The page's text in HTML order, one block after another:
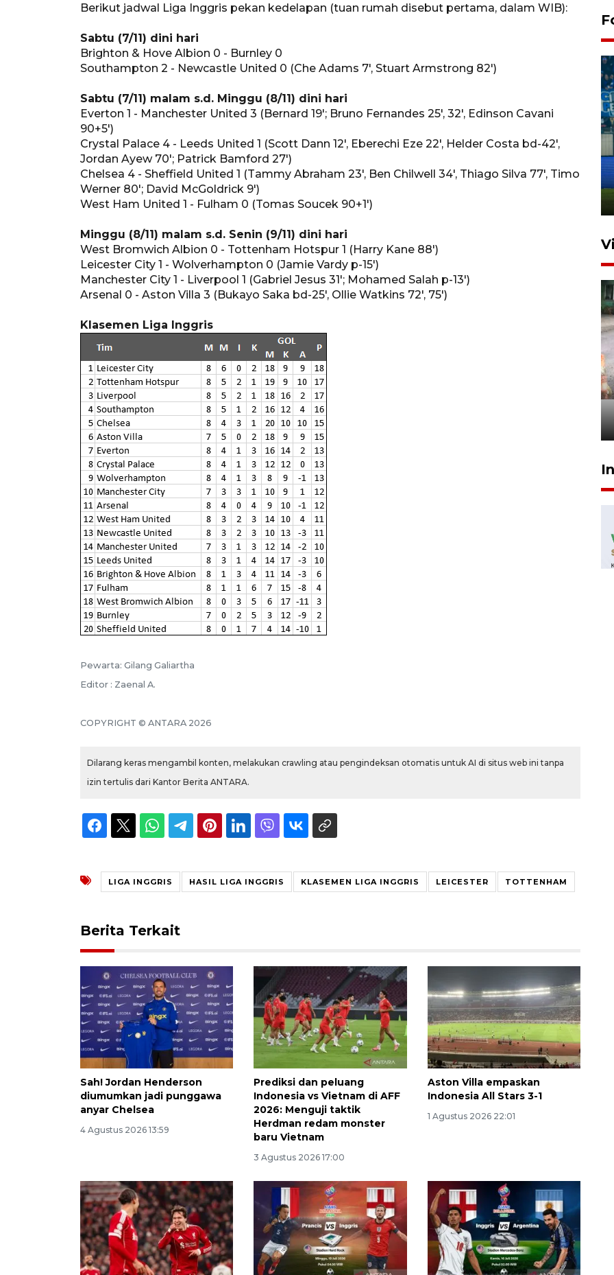
Berikut jadwal Liga Inggris pekan kedelapan (tuan rumah disebut pertama, dalam WIB):
Sabtu (7/11) dini hari
Brighton & Hove Albion 0 - Burnley 0
Southampton 2 - Newcastle United 0 (Che Adams 7', Stuart Armstrong 82')
Sabtu (7/11) malam s.d. Minggu (8/11) dini hari
Everton 1 - Manchester United 3 (Bernard 19'; Bruno Fernandes 25', 32', Edinson Cavani
90+5')
Crystal Palace 4 - Leeds United 1 (Scott Dann 12', Eberechi Eze 22', Helder Costa bd-42',
Jordan Ayew 70'; Patrick Bamford 27')
Chelsea 4 - Sheffield United 1 (Tammy Abraham 23', Ben Chilwell 34', Thiago Silva 77', Timo
Werner 80'; David McGoldrick 9')
West Ham United 1 - Fulham 0 (Tomas Soucek 90+1')
Minggu (8/11) malam s.d. Senin (9/11) dini hari
West Bromwich Albion 0 - Tottenham Hotspur 1 (Harry Kane 88')
Leicester City 1 - Wolverhampton 0 (Jamie Vardy p-15')
Manchester City 1 - Liverpool 1 (Gabriel Jesus 31'; Mohamed Salah p-13')
Arsenal 0 - Aston Villa 3 (Bukayo Saka bd-25', Ollie Watkins 72', 75')
Klasemen Liga Inggris
Pewarta: Gilang Galiartha
Editor : Zaenal A.
COPYRIGHT © ANTARA 2026
Dilarang keras mengambil konten, melakukan crawling atau pengindeksan otomatis untuk AI di situs web ini tanpa
izin tertulis dari Kantor Berita ANTARA.
LIGA INGGRIS HASIL LIGA INGGRIS KLASEMEN LIGA INGGRIS LEICESTER TOTTENHAM
Berita Terkait
Sah! Jordan Henderson
diumumkan jadi punggawa
anyar Chelsea
4 Agustus 2026 13:59
Prediksi dan peluang
Indonesia vs Vietnam di AFF
2026: Menguji taktik
Herdman redam monster
baru Vietnam
3 Agustus 2026 17:00
Aston Villa empaskan
Indonesia All Stars 3-1
1 Agustus 2026 22:01
Penutupan latihan bela negara
Balikpapan
Waspadai penyakit saat